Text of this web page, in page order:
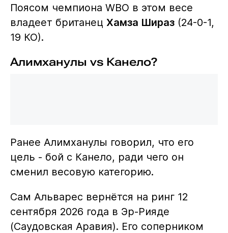
Поясом чемпиона WBO в этом весе
владеет британец Хамза Шираз(24-0-1,
19 КО).
Алимханулы vs Канело?
Ранее Алимханулы говорил, что его
цель - бой с Канело, ради чего он
сменил весовую категорию.
Сам Альварес вернётся на ринг 12
сентября 2026 года в Эр-Рияде
(Саудовская Аравия). Его соперником